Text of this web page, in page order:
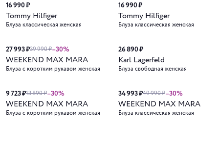
16 990 ₽
Tommy Hilfiger
Блуза классическая женская
16 990 ₽
Tommy Hilfiger
Блуза классическая женская
27 993 ₽39 990 ₽–30%
WEEKEND MAX MARA
Блуза с коротким рукавом женская
26 890 ₽
Karl Lagerfeld
Блуза свободная женская
9 723 ₽13 890 ₽–30%
WEEKEND MAX MARA
Блуза с коротким рукавом женская
34 993 ₽49 990 ₽–30%
WEEKEND MAX MARA
Блуза классическая женская